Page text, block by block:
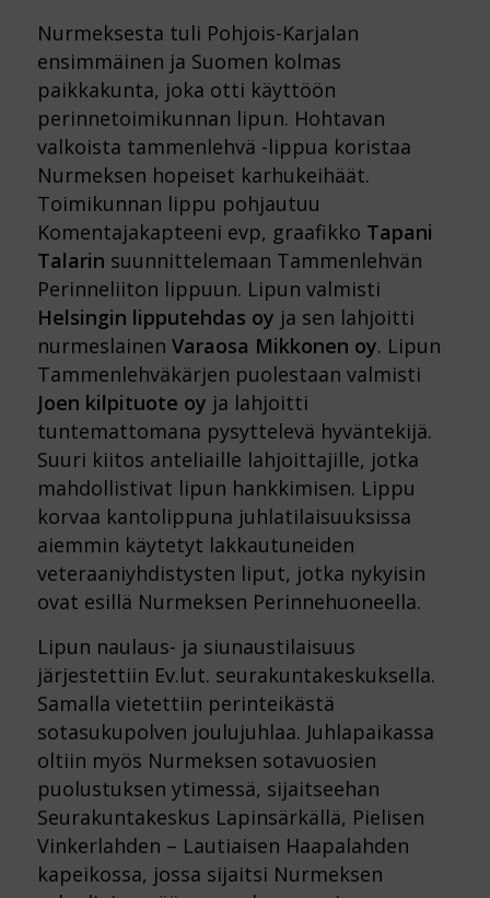
Nurmeksesta tuli Pohjois-Karjalan
ensimmäinen ja Suomen kolmas
paikkakunta, joka otti käyttöön
perinnetoimikunnan lipun. Hohtavan
valkoista tammenlehvä -lippua koristaa
Nurmeksen hopeiset karhukeihäät.
Toimikunnan lippu pohjautuu
Komentajakapteeni evp, graafikko Tapani
Talarin suunnittelemaan Tammenlehvän
Perinneliiton lippuun. Lipun valmisti
Helsingin lipputehdas oy ja sen lahjoitti
nurmeslainen Varaosa Mikkonen oy. Lipun
Tammenlehväkärjen puolestaan valmisti
Joen kilpituote oy ja lahjoitti
tuntemattomana pysyttelevä hyväntekijä.
Suuri kiitos anteliaille lahjoittajille, jotka
mahdollistivat lipun hankkimisen. Lippu
korvaa kantolippuna juhlatilaisuuksissa
aiemmin käytetyt lakkautuneiden
veteraaniyhdistysten liput, jotka nykyisin
ovat esillä Nurmeksen Perinnehuoneella.
Lipun naulaus- ja siunaustilaisuus
järjestettiin Ev.lut. seurakuntakeskuksella.
Samalla vietettiin perinteikästä
sotasukupolven joulujuhlaa. Juhlapaikassa
oltiin myös Nurmeksen sotavuosien
puolustuksen ytimessä, sijaitseehan
Seurakuntakeskus Lapinsärkällä, Pielisen
Vinkerlahden – Lautiaisen Haapalahden
kapeikossa, jossa sijaitsi Nurmeksen